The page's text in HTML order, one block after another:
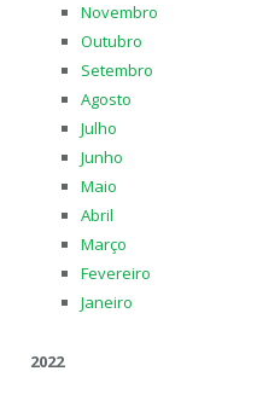
Novembro
Outubro
Setembro
Agosto
Julho
Junho
Maio
Abril
Março
Fevereiro
Janeiro
2022